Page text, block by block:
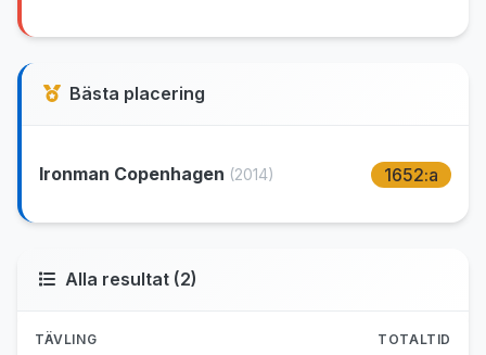
Bästa placering
Ironman Copenhagen (2014) 1652:a
Alla resultat (2)
TÄVLING TOTALTID